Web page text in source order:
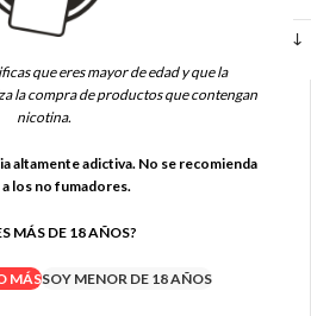
que eres mayor de edad y que la
la compra de productos que contengan
nicotina.
altamente adictiva. No se recomienda
a los no fumadores.
MÁS DE 18 AÑOS?
MÁSSOY MENOR DE 18 AÑOS